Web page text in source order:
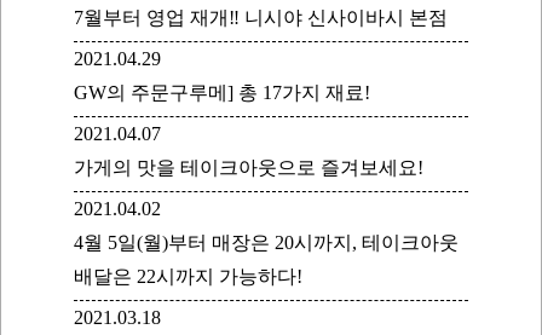
7월부터 영업 재개‼ 니시야 신사이바시 본점
2021.04.29
GW의 주문구루메] 총 17가지 재료!
2021.04.07
가게의 맛을 테이크아웃으로 즐겨보세요!
2021.04.02
4월 5일(월)부터 매장은 20시까지, 테이크아웃
배달은 22시까지 가능하다!
2021.03.18